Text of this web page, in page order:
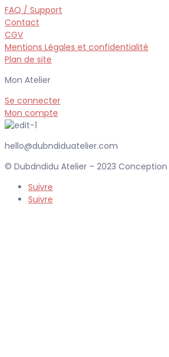
FAQ / Support
Contact
CGV
Mentions Légales et confidentialité
Plan de site
Mon Atelier
Se connecter
Mon compte
hello@dubndiduatelier.com
© Dubdndidu Atelier – 2023 Conception
Suivre
Suivre